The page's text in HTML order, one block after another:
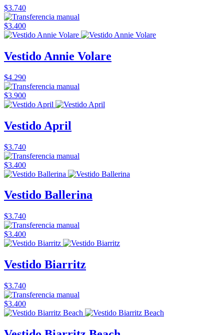
$3.740
$3.400
Vestido Annie Volare
$4.290
$3.900
Vestido April
$3.740
$3.400
Vestido Ballerina
$3.740
$3.400
Vestido Biarritz
$3.740
$3.400